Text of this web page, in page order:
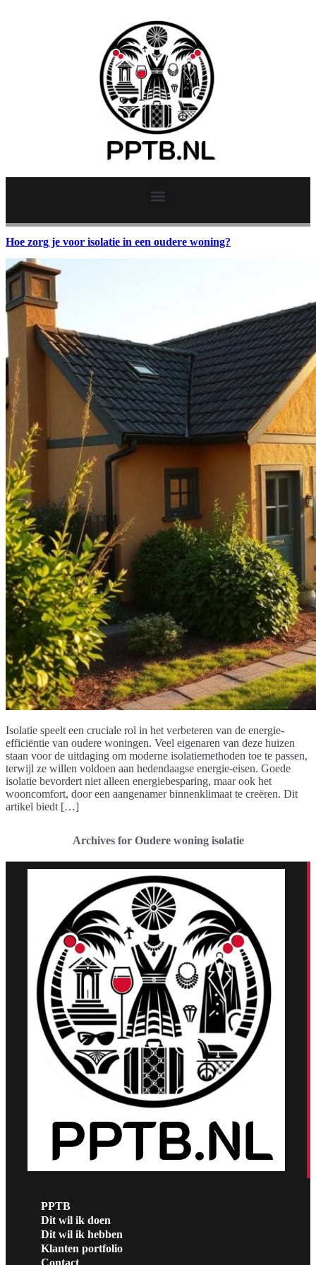
Hoe zorg je voor isolatie in een oudere woning?
Isolatie speelt een cruciale rol in het verbeteren van de energie-
efficiëntie van oudere woningen. Veel eigenaren van deze huizen
staan voor de uitdaging om moderne isolatiemethoden toe te passen,
terwijl ze willen voldoen aan hedendaagse energie-eisen. Goede
isolatie bevordert niet alleen energiebesparing, maar ook het
wooncomfort, door een aangenamer binnenklimaat te creëren. Dit
artikel biedt […]
Archives for Oudere woning isolatie
PPTB
Dit wil ik doen
Dit wil ik hebben
Klanten portfolio
Contact